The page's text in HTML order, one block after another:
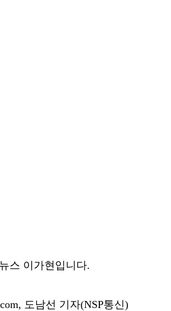
스 이가현입니다.
도남선 기자(NSP통신)